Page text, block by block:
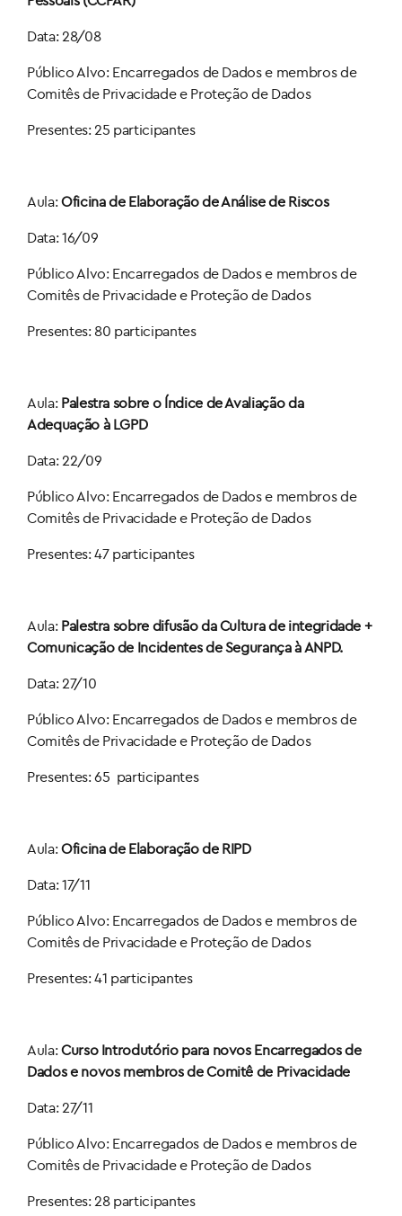
Data: 28/08
Público Alvo: Encarregados de Dados e membros de
Comitês de Privacidade e Proteção de Dados
Presentes: 25 participantes
Aula:Oficina de Elaboração de Análise de Riscos
Data: 16/09
Público Alvo: Encarregados de Dados e membros de
Comitês de Privacidade e Proteção de Dados
Presentes: 80 participantes
Aula: Palestra sobre o Índice de Avaliação da
Adequação à LGPD
Data: 22/09
Público Alvo: Encarregados de Dados e membros de
Comitês de Privacidade e Proteção de Dados
Presentes: 47 participantes
Aula: Palestra sobre difusão da Cultura de integridade +
Comunicação de Incidentes de Segurança à ANPD.
Data: 27/10
Público Alvo: Encarregados de Dados e membros de
Comitês de Privacidade e Proteção de Dados
Presentes: 65 participantes
Aula:Oficina de Elaboração de RIPD
Data: 17/11
Público Alvo: Encarregados de Dados e membros de
Comitês de Privacidade e Proteção de Dados
Presentes: 41 participantes
Aula:Curso Introdutório para novos Encarregados de
Dados e novos membros de Comitê de Privacidade
Data: 27/11
Público Alvo: Encarregados de Dados e membros de
Comitês de Privacidade e Proteção de Dados
Presentes: 28 participantes